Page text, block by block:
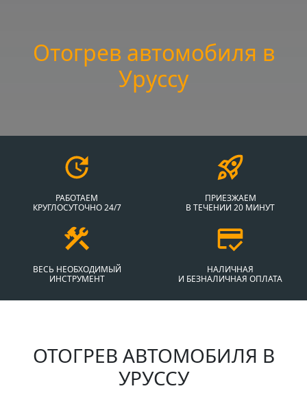
Отогрев автомобиля в
Уруссу
РАБОТАЕМ
КРУГЛОСУТОЧНО 24/7
ПРИЕЗЖАЕМ
В ТЕЧЕНИИ 20 МИНУТ
ВЕСЬ НЕОБХОДИМЫЙ
ИНСТРУМЕНТ
НАЛИЧНАЯ
И БЕЗНАЛИЧНАЯ ОПЛАТА
ОТОГРЕВ АВТОМОБИЛЯ В
УРУССУ